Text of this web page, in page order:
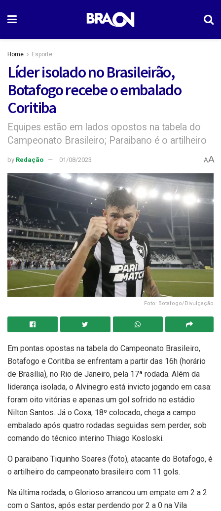
Home Esporte
Líder isolado no Brasileirão,
Botafogo recebe o embalado
Coritiba
Equipes estão em lados opostos na tabela do
Campeonato Brasileiro; Paraibano é o artilheiro
by Redação 01/08/2023 AA
Foto: Botafogo/Divulgação
Em pontas opostas na tabela do Campeonato Brasileiro,
Botafogo e Coritiba se enfrentam a partir das 16h (horário
de Brasília), no Rio de Janeiro, pela 17ª rodada. Além da
liderança isolada, o Alvinegro está invicto jogando em casa:
foram oito vitórias e apenas um gol sofrido no estádio
Nilton Santos. Já o Coxa, 18º colocado, chega a campo
embalado após quatro rodadas seguidas sem perder, sob
comando do técnico interino Thiago Kosloski.
O paraibano Tiquinho Soares (foto), atacante do Botafogo, é
o artilheiro do campeonato brasileiro com 11 gols.
Na última rodada, o Glorioso arrancou um empate em 2 a 2
com o Santos, após estar perdendo por 2 a 0 na Vila